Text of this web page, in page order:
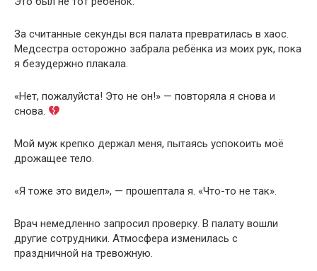
За считанные секунды вся палата превратилась в хаос.
Медсестра осторожно забрала ребёнка из моих рук, пока
я безудержно плакала.
«Нет, пожалуйста! Это не он!» — повторяла я снова и
снова.
Мой муж крепко держал меня, пытаясь успокоить моё
дрожащее тело.
«Я тоже это видел», — прошептала я. «Что-то не так».
Врач немедленно запросил проверку. В палату вошли
другие сотрудники. Атмосфера изменилась с
праздничной на тревожную.